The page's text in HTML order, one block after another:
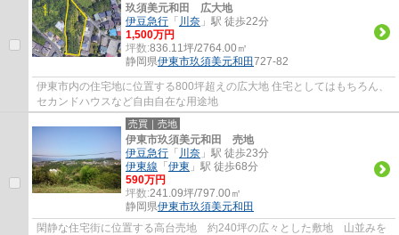
玖須美元和田 広大地
伊豆急行 「 川奈 」駅 徒歩22分
1,500万円
坪数:836.11坪/2764.00㎡
静岡県伊東市玖須美元和田727-82
伊東市内の住宅地に位置する800坪超えの広大地 住宅としてはもちろん、
セカンドハウスなど自由自在な用途地
売買｜売地
伊東市玖須美元和田 売地
伊豆急行 「 川奈 」駅 徒歩23分
伊東線 「伊東 」駅 徒歩68分
590万円
坪数:241.09坪/797.00㎡
静岡県伊東市玖須美元和田
閑静な住宅街に位置する高台売地 約240坪の広々とした敷地 山並みを